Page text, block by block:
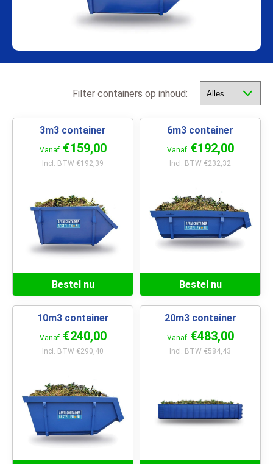
Filter containers op inhoud:
3m3 container
Vanaf €159,00
Incl. BTW €192,39
Bestel nu
6m3 container
Vanaf €192,00
Incl. BTW €232,32
Bestel nu
10m3 container
Vanaf €240,00
Incl. BTW €290,40
20m3 container
Vanaf €483,00
Incl. BTW €584,43